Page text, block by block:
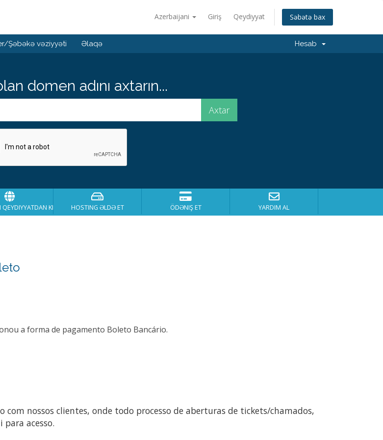
Azerbaijani Giriş Qeydiyyat Səbətə bax
Şəbəkə vəziyyəti Əlaqə Hesab
domen adını axtarın...
KEÇIRT HOSTING ƏLDƏ ET ÖDƏNIŞ ET YARDIM AL
a forma de pagamento Boleto Bancário.
nossos clientes, onde todo processo de aberturas de tickets/chamados,
acesso.